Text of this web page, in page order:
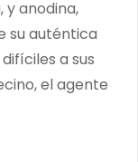
anodina,
su auténtica
a sus
el agente